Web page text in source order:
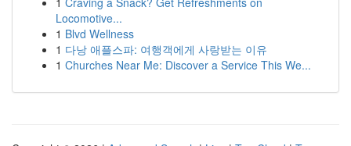
Locomotive...
1 Blvd Wellness
1 다낭 애플스파: 여행객에게 사랑받는 이유
1 Churches Near Me: Discover a Service This We...